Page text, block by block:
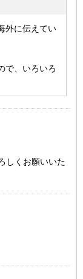
外に伝えてい
で、いろいろ
しくお願いいた